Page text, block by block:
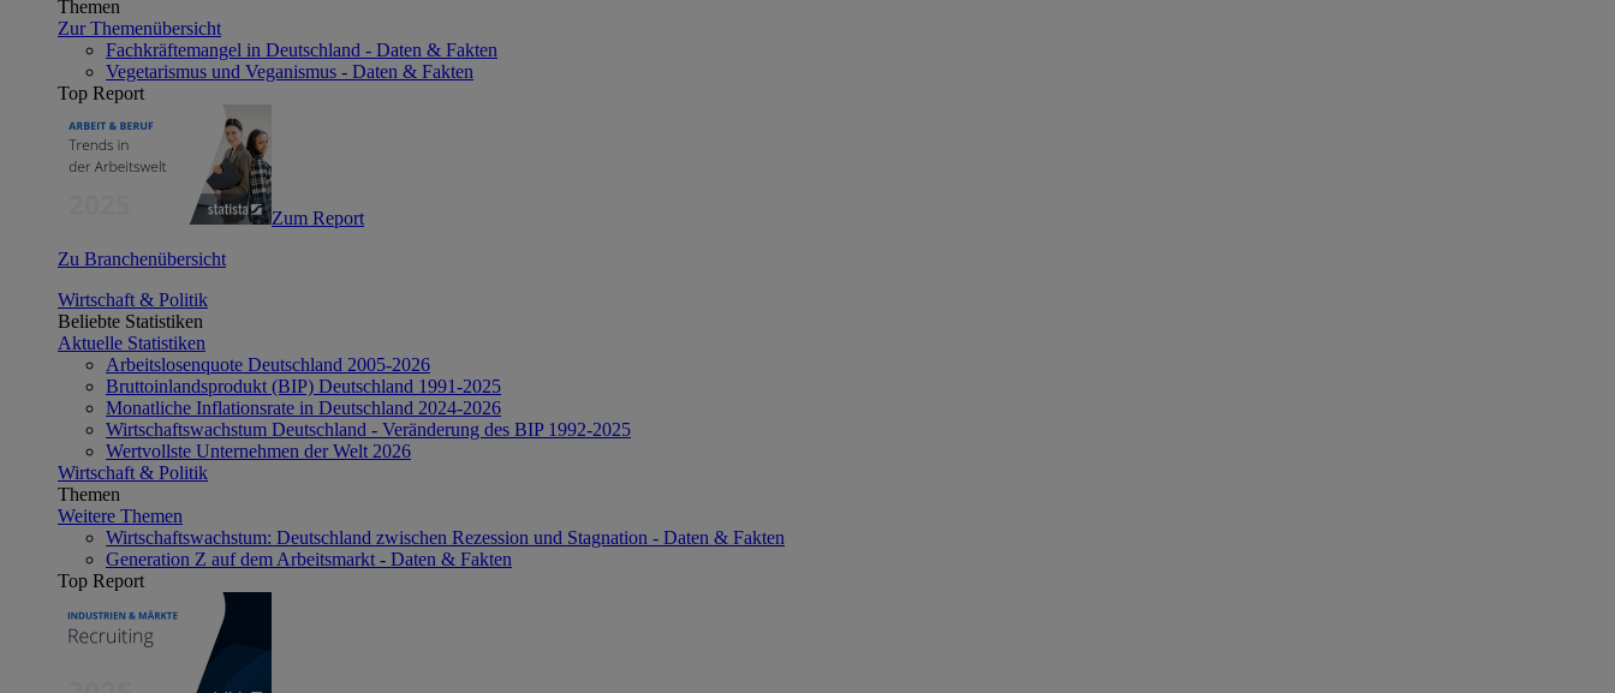
Themen
Zur Themenübersicht
Fachkräftemangel in Deutschland - Daten & Fakten
Vegetarismus und Veganismus - Daten & Fakten
Top Report
Zum Report
Zu Branchenübersicht
Wirtschaft & Politik
Beliebte Statistiken
Aktuelle Statistiken
Arbeitslosenquote Deutschland 2005-2026
Bruttoinlandsprodukt (BIP) Deutschland 1991-2025
Monatliche Inflationsrate in Deutschland 2024-2026
Wirtschaftswachstum Deutschland - Veränderung des BIP 1992-2025
Wertvollste Unternehmen der Welt 2026
Wirtschaft & Politik
Themen
Weitere Themen
Wirtschaftswachstum: Deutschland zwischen Rezession und Stagnation - Daten & Fakten
Generation Z auf dem Arbeitsmarkt - Daten & Fakten
Top Report